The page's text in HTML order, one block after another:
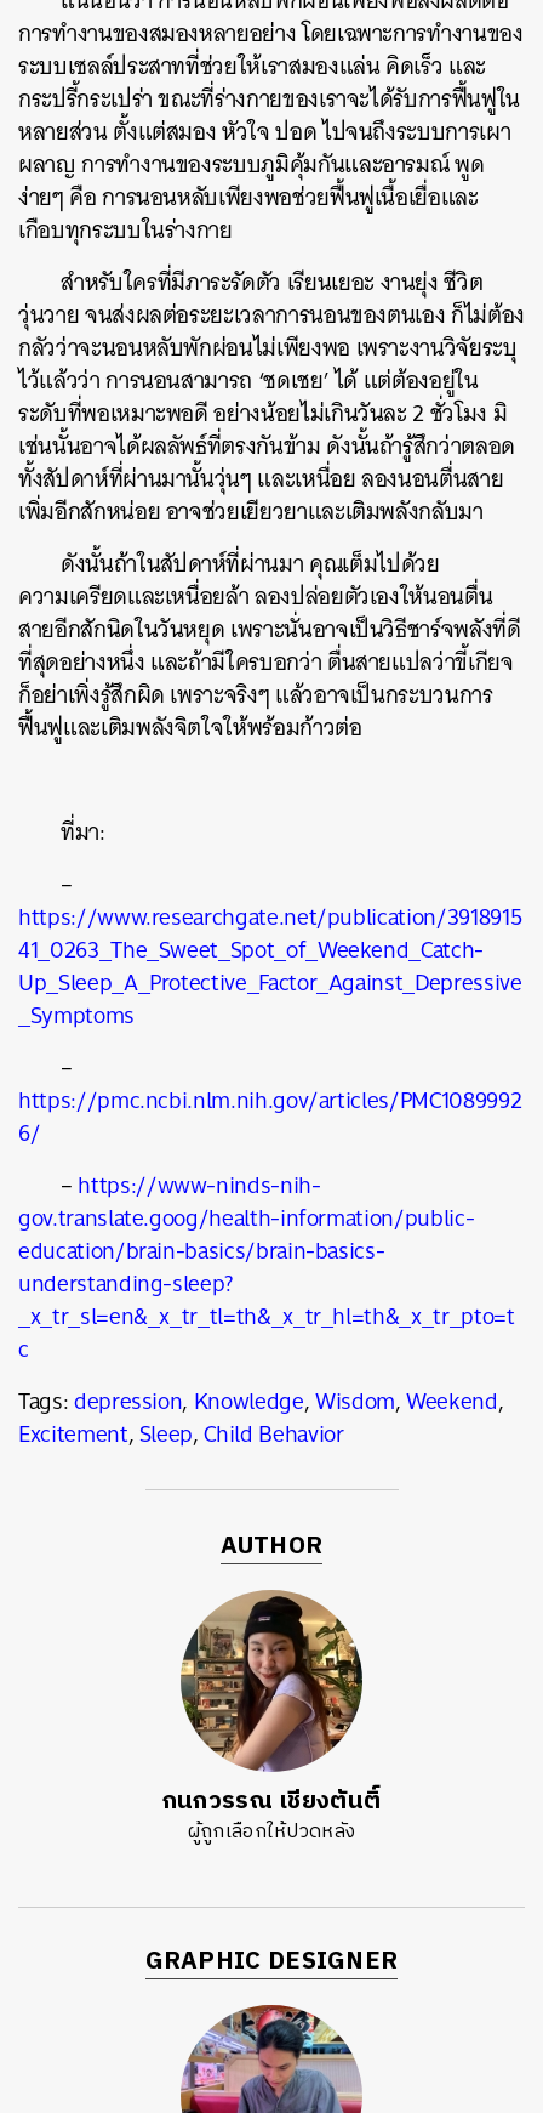
การทำงานของสมองหลายอย่าง โดยเฉพาะการทำงานของ
ระบบเซลล์ประสาทที่ช่วยให้เราสมองแล่น คิดเร็ว และ
กระปรี้กระเปร่า ขณะที่ร่างกายของเราจะได้รับการฟื้นฟูใน
หลายส่วน ตั้งแต่สมอง หัวใจ ปอด ไปจนถึงระบบการเผา
ผลาญ การทำงานของระบบภูมิคุ้มกันและอารมณ์ พูด
ง่ายๆ คือ การนอนหลับเพียงพอช่วยฟื้นฟูเนื้อเยื่อและ
เกือบทุกระบบในร่างกาย
สำหรับใครที่มีภาระรัดตัว เรียนเยอะ งานยุ่ง ชีวิต
วุ่นวาย จนส่งผลต่อระยะเวลาการนอนของตนเอง ก็ไม่ต้อง
กลัวว่าจะนอนหลับพักผ่อนไม่เพียงพอ เพราะงานวิจัยระบุ
ไว้แล้วว่า การนอนสามารถ ‘ชดเชย’ ได้ แต่ต้องอยู่ใน
ระดับที่พอเหมาะพอดี อย่างน้อยไม่เกินวันละ 2 ชั่วโมง มิ
เช่นนั้นอาจได้ผลลัพธ์ที่ตรงกันข้าม ดังนั้นถ้ารู้สึกว่าตลอด
ทั้งสัปดาห์ที่ผ่านมานั้นวุ่นๆ และเหนื่อย ลองนอนตื่นสาย
เพิ่มอีกสักหน่อย อาจช่วยเยียวยาและเติมพลังกลับมา
ดังนั้นถ้าในสัปดาห์ที่ผ่านมา คุณเต็มไปด้วย
ความเครียดและเหนื่อยล้า ลองปล่อยตัวเองให้นอนตื่น
สายอีกสักนิดในวันหยุด เพราะนั่นอาจเป็นวิธีชาร์จพลังที่ดี
ที่สุดอย่างหนึ่ง และถ้ามีใครบอกว่า ตื่นสายแปลว่าขี้เกียจ
ก็อย่าเพิ่งรู้สึกผิด เพราะจริงๆ แล้วอาจเป็นกระบวนการ
ฟื้นฟูและเติมพลังจิตใจให้พร้อมก้าวต่อ
ที่มา:
–
https://www.researchgate.net/publication/3918915
41_0263_The_Sweet_Spot_of_Weekend_Catch-
Up_Sleep_A_Protective_Factor_Against_Depressive
_Symptoms
–
https://pmc.ncbi.nlm.nih.gov/articles/PMC1089992
6/
–https://www-ninds-nih-
gov.translate.goog/health-information/public-
education/brain-basics/brain-basics-
understanding-sleep?
_x_tr_sl=en&_x_tr_tl=th&_x_tr_hl=th&_x_tr_pto=t
c
Tags:depression, Knowledge,Wisdom,Weekend,
Excitement,Sleep,Child Behavior
AUTHOR
กนกวรรณ เชียงตันติ์
ผู้ถูกเลือกให้ปวดหลัง
GRAPHIC DESIGNER
ค้นหา
SHARE TWEET LINE EMAIL